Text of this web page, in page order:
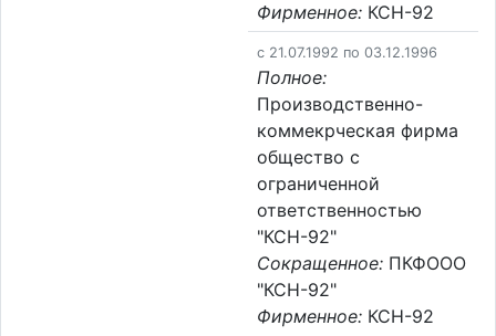
Фирменное: КСН-92
c 21.07.1992 по 03.12.1996
Полное:
Производственно-
коммекрческая фирма
общество с
ограниченной
ответственностью
"КСН-92"
Сокращенное: ПКФООО
"КСН-92"
Фирменное: КСН-92